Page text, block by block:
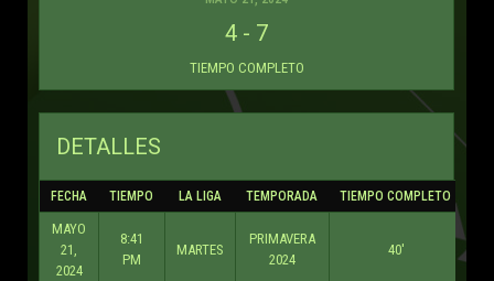
4 - 7
TIEMPO COMPLETO
DETALLES
FECHA TIEMPO LA LIGA TEMPORADA TIEMPO COMPLETO
MAYO
21,
2024
8:41
PM
MARTES
PRIMAVERA
2024
40'